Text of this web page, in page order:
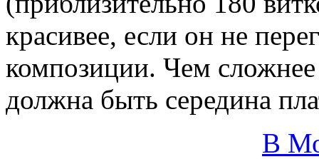
красивее, если он не
композиции. Чем
должна быть середина
В